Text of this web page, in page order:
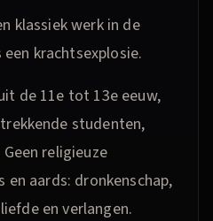
klassiek werk in de
krachtsexplosie.
de 11e tot 13e eeuw,
studenten,
religieuze
en aards: dronkenschap,
en verlangen.